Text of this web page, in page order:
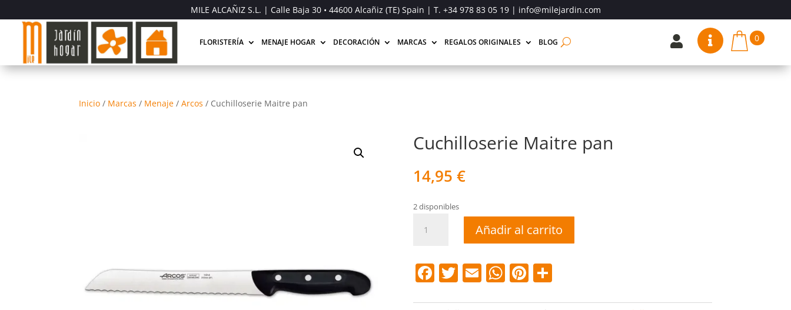
MILE ALCAÑIZ S.L. | Calle Baja 30 • 44600 Alcañiz (TE) Spain | T. +34 978 83 05 19| info@milejardin.com
FLORISTERÍA MENAJE HOGAR DECORACIÓN MARCAS REGALOS ORIGINALES BLOG   0
Inicio / Marcas / Menaje /Arcos / Cuchilloserie Maitre pan
Cuchilloserie Maitre pan
14,95 €
2 disponibles
Maitre
Añadir al carrito
F T E W Pi C